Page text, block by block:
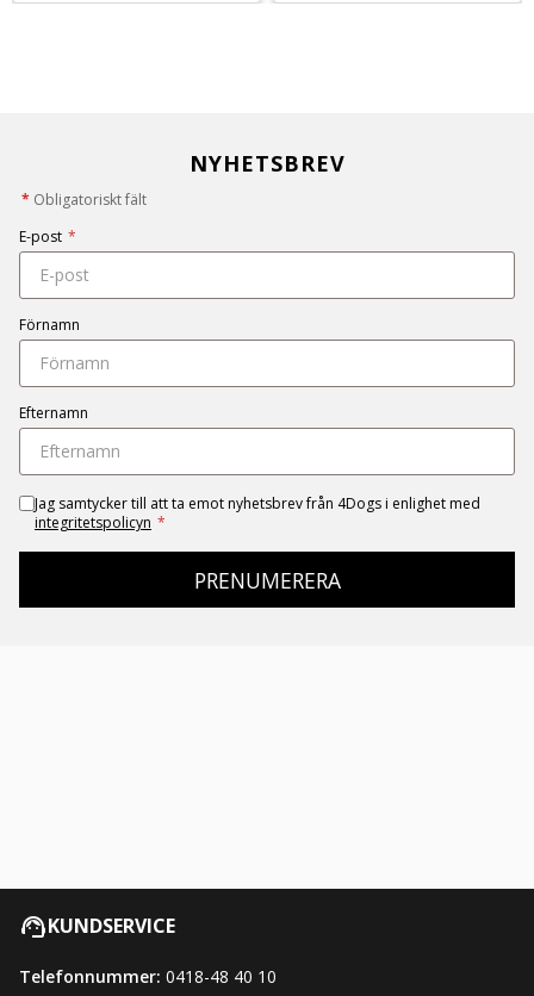
NYHETSBREV
* Obligatoriskt fält
E-post *
Förnamn
Efternamn
Jag samtycker till att ta emot nyhetsbrev från 4Dogs i enlighet med
integritetspolicyn *
PRENUMERERA
KUNDSERVICE
Telefonnummer: 0418-48 40 10